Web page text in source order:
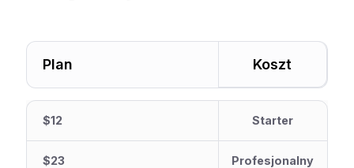
Plan Koszt
$12 Starter
$23 Profesjonalny